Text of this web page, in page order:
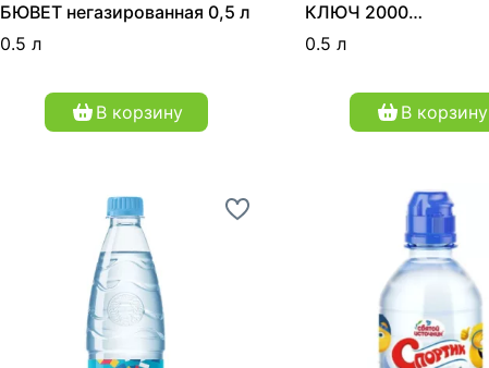
БЮВЕТ негазированная 0,5 л
0.5 л
В корзину
КЛЮЧ 2000
"Горячеключевская"
0.5 л
В корзину